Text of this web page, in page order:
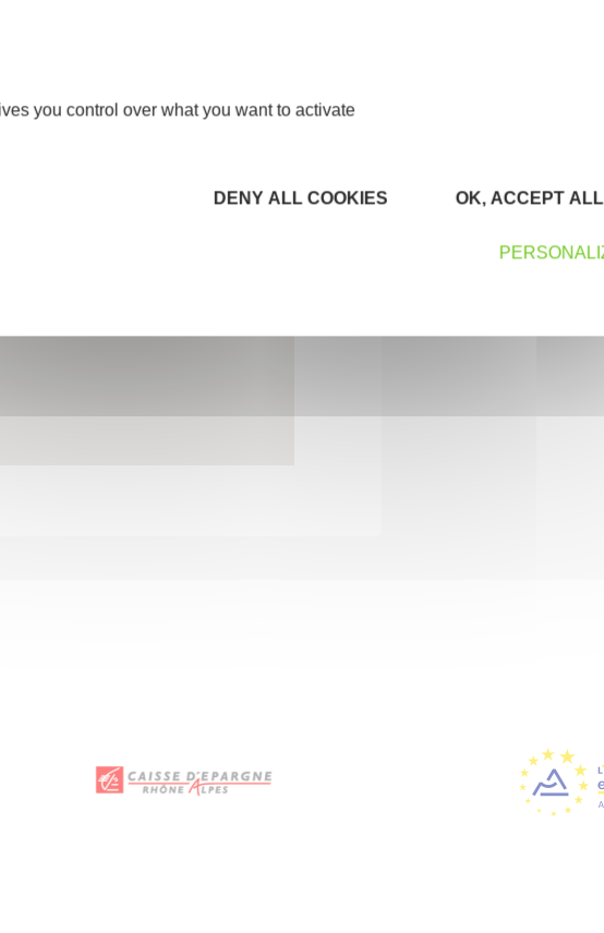
you control over what you want to activate
OK, ACCEPT ALL
DENY ALL COOKIES